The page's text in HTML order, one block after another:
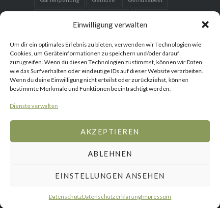
Einwilligung verwalten
Um dir ein optimales Erlebnis zu bieten, verwenden wir Technologien wie
Cookies, um Geräteinformationen zu speichern und/oder darauf
zuzugreifen. Wenn du diesen Technologien zustimmst, können wir Daten
wie das Surfverhalten oder eindeutige IDs auf dieser Website verarbeiten.
Wenn du deine Einwilligung nicht erteilst oder zurückziehst, können
bestimmte Merkmale und Funktionen beeinträchtigt werden.
Dienste verwalten
AKZEPTIEREN
ABLEHNEN
EINSTELLUNGEN ANSEHEN
DatenschutzDatenschutzerklärungImpressum
Kräuter Kürbis nachhaltig Obst
Obstbaum Organic Paprika
Permakultur Rezept Saatgut Salat
Rezepte
mich
PTest192876